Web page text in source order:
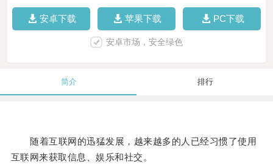
安卓下载 苹果下载 PC下载
安卓市场，安全绿色
简介 排行
随着互联网的迅猛发展，越来越多的人已经习惯了使用
互联网来获取信息、娱乐和社交。